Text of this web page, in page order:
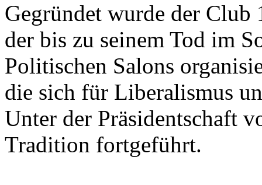
Gegründet wurde der
der bis zu seinem Tod im
Politischen Salons
die sich für Liberalismus
Unter der Präsidentschaft
Tradition fortgeführt.